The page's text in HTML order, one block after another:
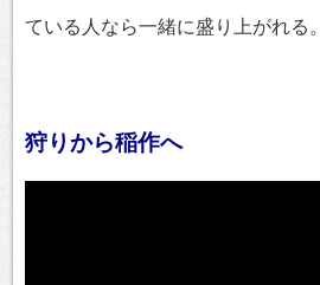
ている人なら一緒に盛り上がれる。
狩りから稲作へ